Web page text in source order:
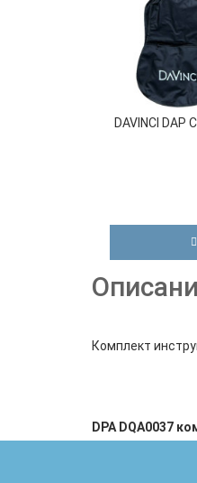
DAVINCI
Комплект
DPA DQA0037